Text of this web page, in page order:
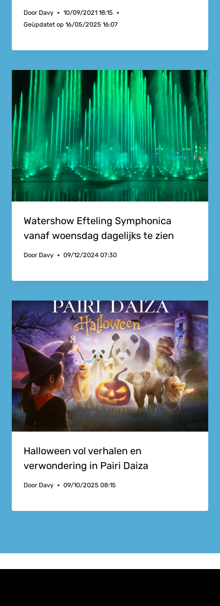
Door Davy
10/09/2021 18:15
Geüpdatet op 16/05/2025 16:07
Watershow Efteling Symphonica
vanaf woensdag dagelijks te zien
Door Davy 09/12/2024 07:30
Halloween vol verhalen en
verwondering in Pairi Daiza
Door Davy 09/10/2025 08:15